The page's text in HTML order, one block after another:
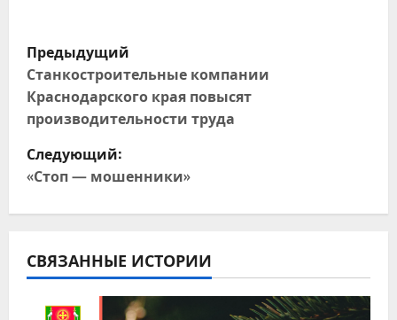
Н
а
в
и
г
ц
Предыдущий
Станкостроительные компании
Краснодарского края повысят
производительности труда
Следующий:
«Стоп — мошенники»
СВЯЗАННЫЕ ИСТОРИИ